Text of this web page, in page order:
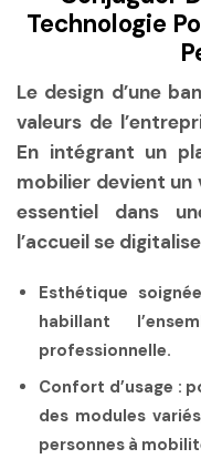
Technologie
Le design d’une
valeurs de
En intégrant un
mobilier devient
essentiel dans
l’accueil se
Esthétique soignée
habillant
professionnelle.
Confort d’usage :
des modules
personnes à